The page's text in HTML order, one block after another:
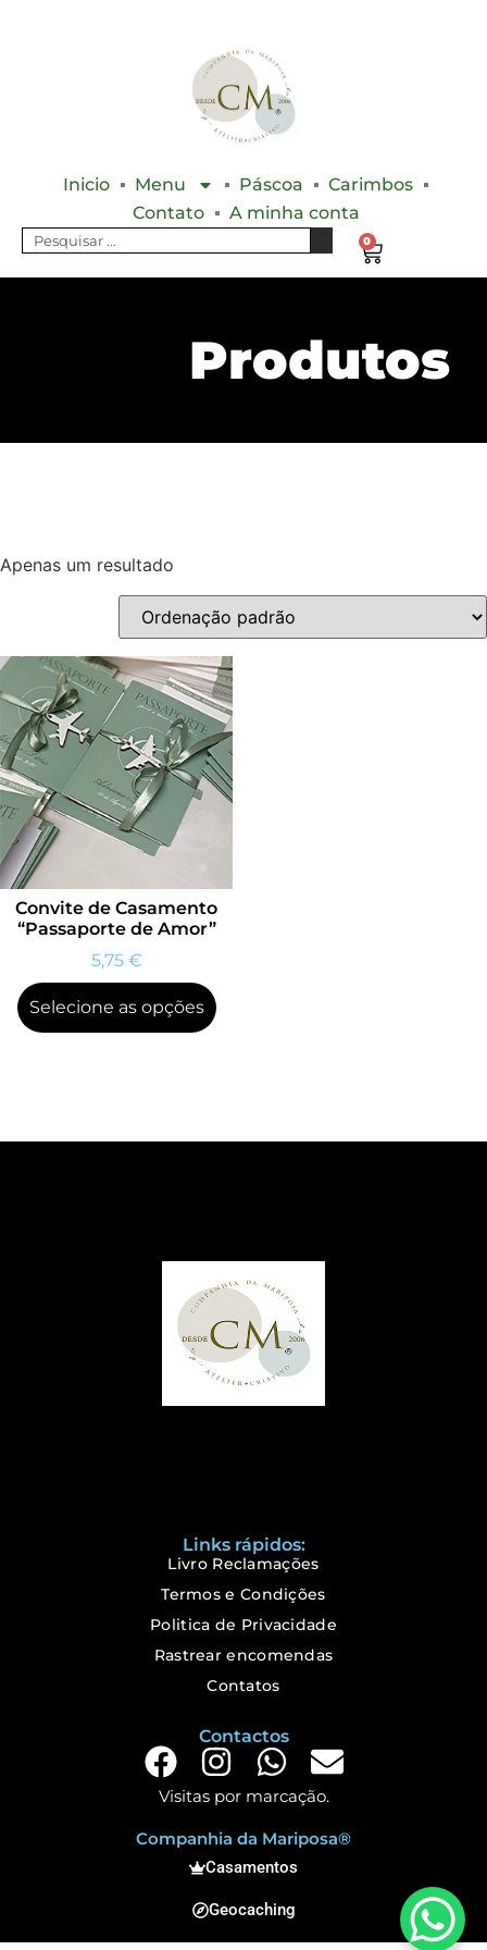
Inicio Menu Páscoa
Carimbos
Contato
A minha conta
0
Produtos
Apenas um resultado
Convite de Casamento
“Passaporte de Amor”
5,75 €
Selecione as opções
Links rápidos:
Livro Reclamações
Termos e Condições
Politica de Privacidade
Rastrear encomendas
Contatos
Contactos
Visitas por marcação.
Companhia da Mariposa®
Casamentos
Geocaching